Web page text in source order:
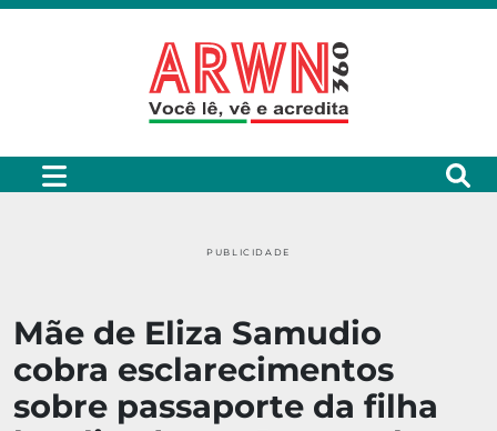
PUBLICIDADE
Mãe de Eliza Samudio
cobra esclarecimentos
sobre passaporte da filha